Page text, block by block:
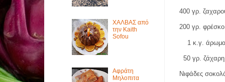
400 γρ.
200 γρ.
1 κ.γ. άρωμα
50 γρ.
Νιφάδες
ΧΑΛΒΑΣ από
την Kaith
Sofou
Αφράτη
Μηλοπιτα